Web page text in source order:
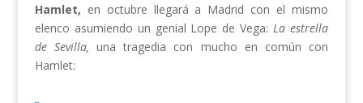
Hamlet, en octubre llegará a Madrid con el mismo
elenco asumiendo un genial Lope de Vega:La estrella
de Sevilla,una tragedia con mucho en común con
Hamlet: